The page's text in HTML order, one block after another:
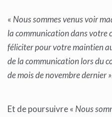
« Nous sommes venus voir
la communication dans votre
féliciter pour votre maintien
de la communication lors du
de mois de novembre dernier»
Et de poursuivre « Nous